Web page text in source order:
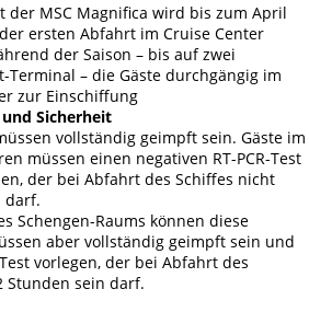
der MSC Magnifica wird bis zum April
ersten Abfahrt im Cruise Center
der Saison – bis auf zwei
Terminal – die Gäste durchgängig im
zur Einschiffung
Sicherheit
vollständig geimpft sein. Gäste im
müssen einen negativen RT-PCR-Test
der bei Abfahrt des Schiffes nicht
darf.
Schengen-Raums können diese
aber vollständig geimpft sein und
vorlegen, der bei Abfahrt des
Stunden sein darf.